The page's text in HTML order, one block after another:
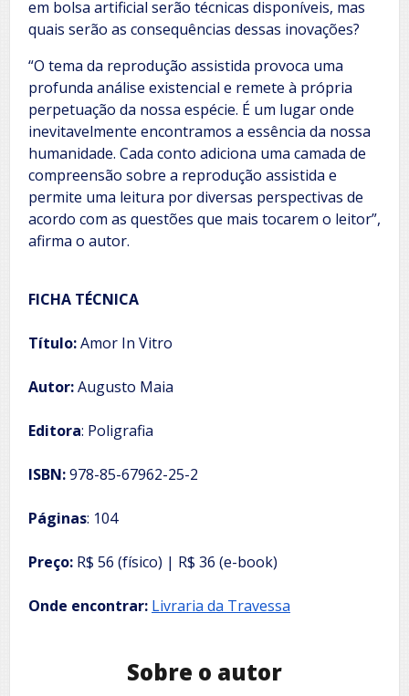
em bolsa artificial serão técnicas disponíveis, mas
quais serão as consequências dessas inovações?
“O tema da reprodução assistida provoca uma
profunda análise existencial e remete à própria
perpetuação da nossa espécie. É um lugar onde
inevitavelmente encontramos a essência da nossa
humanidade. Cada conto adiciona uma camada de
compreensão sobre a reprodução assistida e
permite uma leitura por diversas perspectivas de
acordo com as questões que mais tocarem o leitor”,
afirma o autor.
FICHA TÉCNICA
Título:Amor In Vitro
Autor:Augusto Maia
Editora: Poligrafia
ISBN:978-85-67962-25-2
Páginas: 104
Preço: R$ 56 (físico) | R$ 36 (e-book)
Onde encontrar: Livraria da Travessa
Sobre o autor